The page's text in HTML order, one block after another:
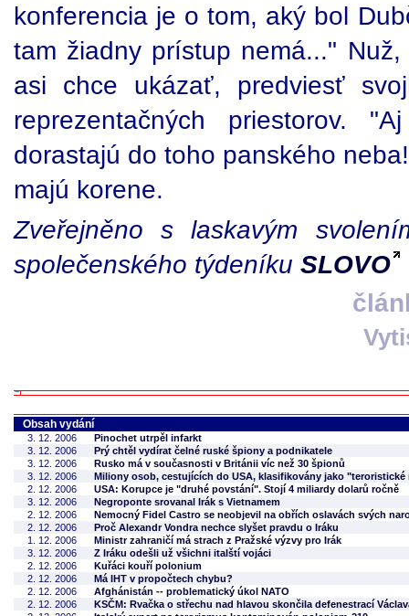
konferencia je o tom, aký bol
tam žiadny prístup nemá..."
asi chce ukázať, predviesť
reprezentačných priestorov.
dorastajú do toho panského
majú korene.
Zveřejněno s laskavým
společenského týdeníku SLOVO
Obsah vydání
3. 12. 2006
Pinochet utrpěl infarkt
3. 12. 2006
Prý chtěl vydírat čelné ruské špiony a podnikatele
3. 12. 2006
Rusko má v současnosti v Británii víc než 30 špionů
3. 12. 2006
Miliony osob, cestujících do USA, klasifikovány jako "teroristické
2. 12. 2006
USA: Korupce je "druhé povstání". Stojí 4 miliardy dolarů ročně
3. 12. 2006
Negroponte srovanal Irák s Vietnamem
2. 12. 2006
Nemocný Fidel Castro se neobjevil na obřích oslavách svých
2. 12. 2006
Proč Alexandr Vondra nechce slyšet pravdu o Iráku
1. 12. 2006
Ministr zahraničí má strach z Pražské výzvy pro Irák
3. 12. 2006
Z Iráku odešli už všichni italští vojáci
2. 12. 2006
Kuřáci kouří polonium
2. 12. 2006
Má IHT v propočtech chybu?
2. 12. 2006
Afghánistán -- problematický úkol NATO
2. 12. 2006
KSČM: Rvačka o střechu nad hlavou skončila defenestrací